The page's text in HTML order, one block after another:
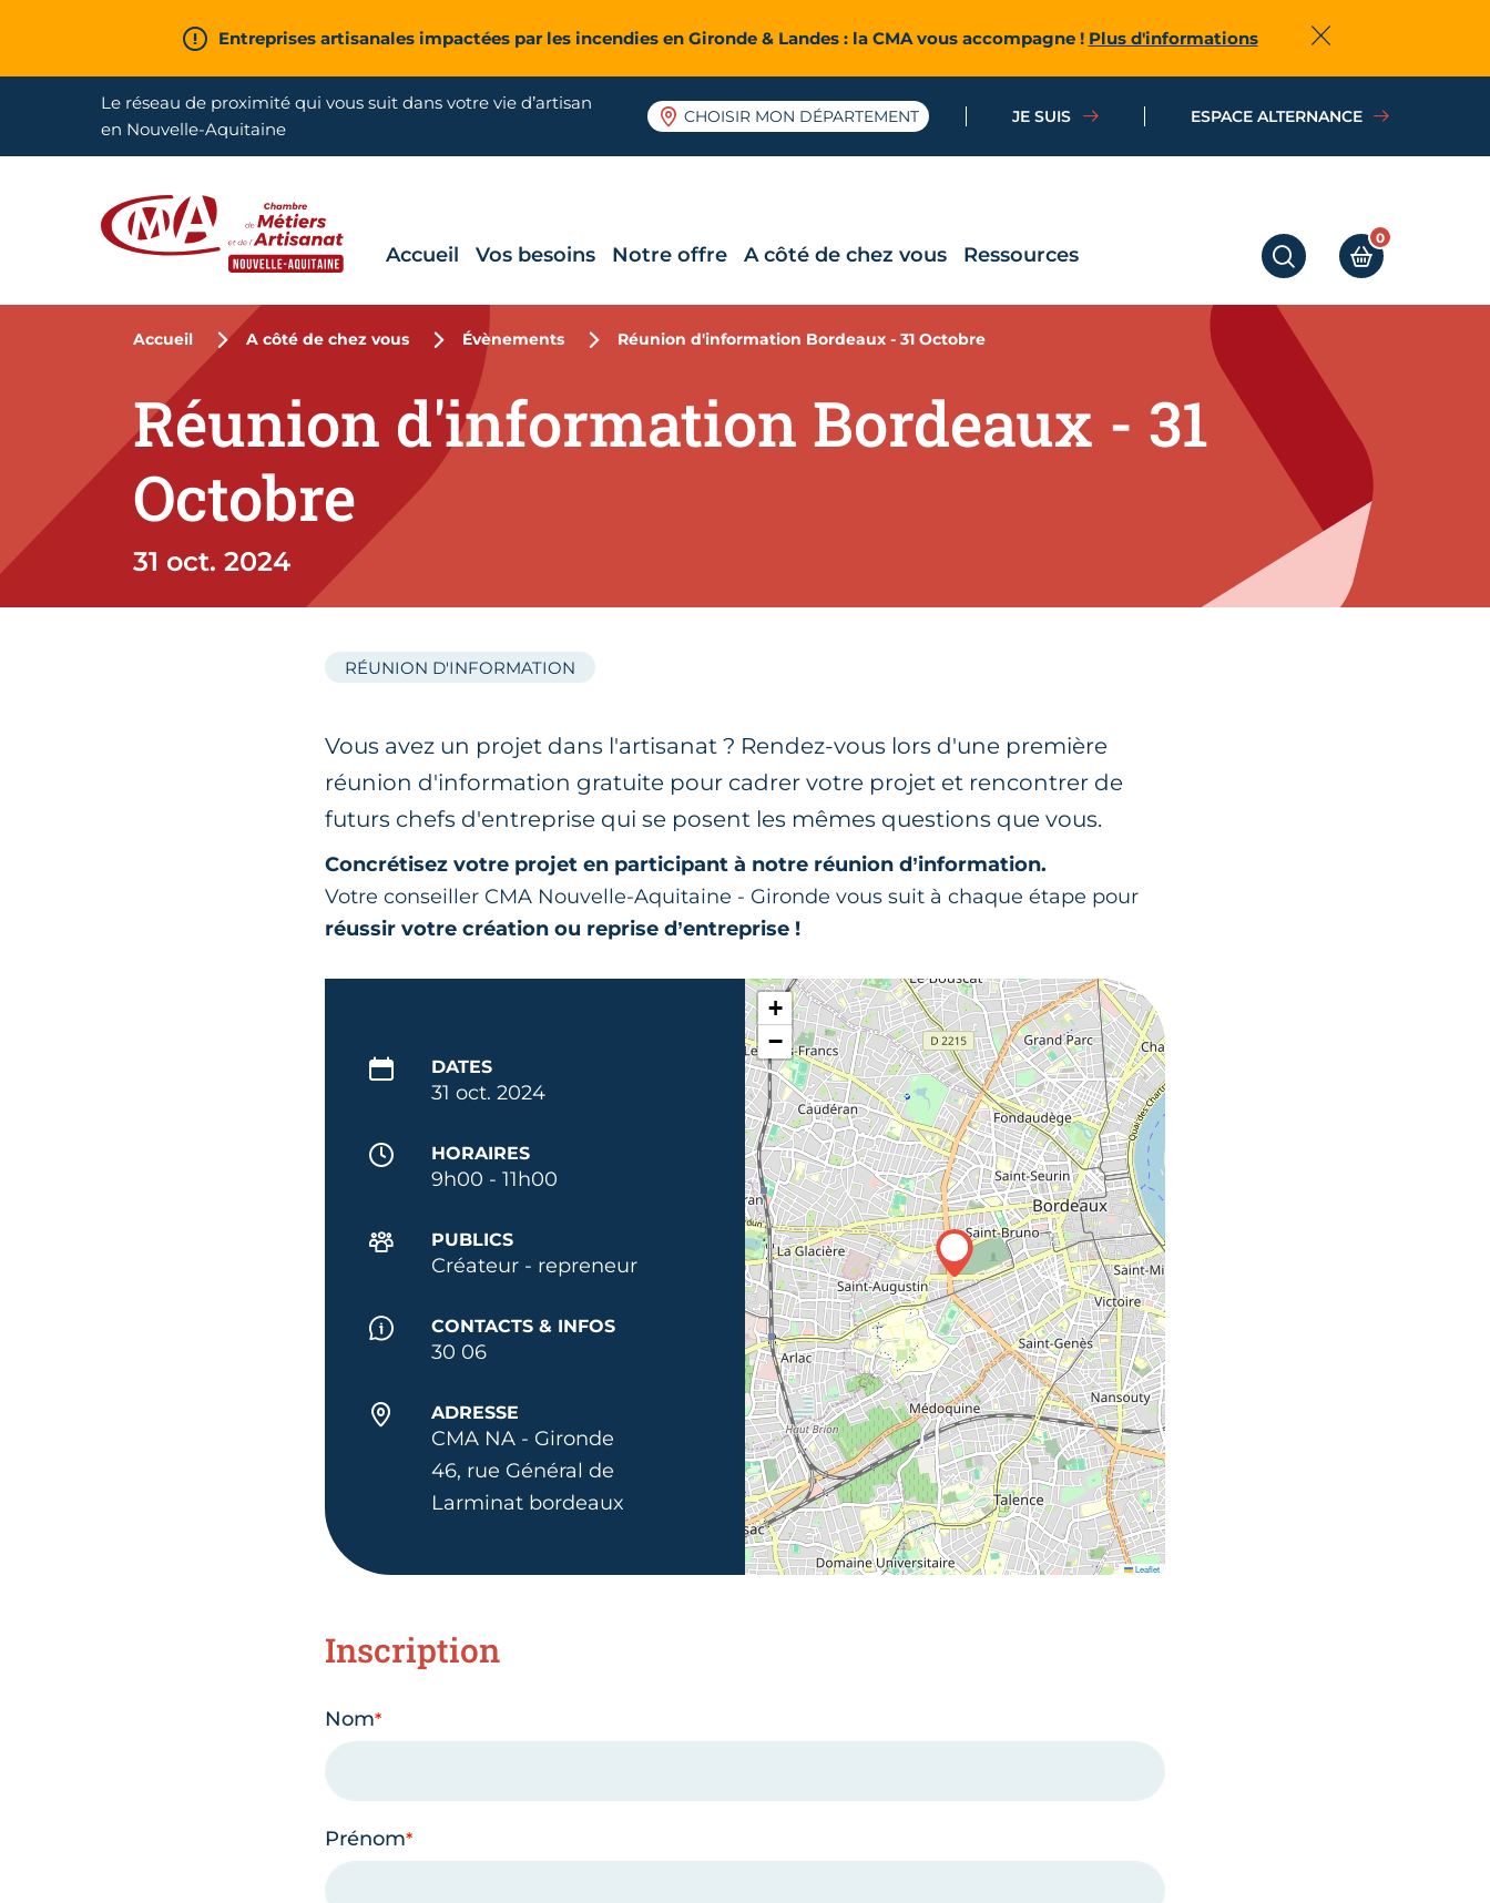
Entreprises artisanales impactées par les incendies en Gironde & Landes : la CMA vous accompagne ! Plus d'informations Fermer
Le réseau de proximité qui vous suit dans votre vie d’artisan
en Nouvelle-Aquitaine
CHOISIR MON DÉPARTEMENT JE SUIS ESPACE ALTERNANCE
RECHERCHERMON PANIER
0
Accueil Vos besoins Notre offre A côté de chez vous Ressources
Accueil A côté de chez vous Évènements Réunion d'information Bordeaux - 31 Octobre
Réunion d'information Bordeaux - 31
Octobre
31 oct. 2024
RÉUNION D'INFORMATION
Vous avez un projet dans l'artisanat ? Rendez-vous lors d'une première
réunion d'information gratuite pour cadrer votre projet et rencontrer de
futurs chefs d'entreprise qui se posent les mêmes questions que vous.
Concrétisez votre projet en participant à notre réunion d’information.
Votre conseiller CMA Nouvelle-Aquitaine - Gironde vous suit à chaque étape pour
réussir votre création ou reprise d’entreprise !
DATES
31 oct. 2024
HORAIRES
9h00 - 11h00
PUBLICS
Créateur - repreneur
CONTACTS & INFOS
30 06
ADRESSE
CMA NA - Gironde
46, rue Général de
Larminat bordeaux
+
−
Leaflet
Inscription
Nom
Prénom